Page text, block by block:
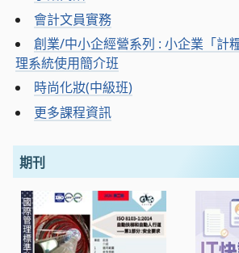
會計文員實務
創業/中小企經營系列 : 小企業「計
理系統使用簡介班
時尚化妝(中級班)
更多課程資訊
期刊